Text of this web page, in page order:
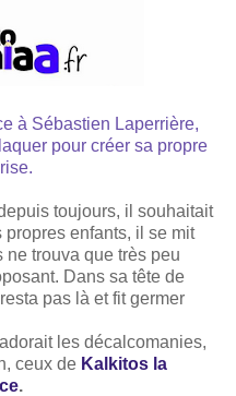
à Sébastien Laperrière,
pour créer sa propre
toujours, il souhaitait
enfants, il se mit
ne trouva que très peu
Dans sa tête de
pas là et fit germer
les décalcomanies,
, ceux de Kalkitos a
.